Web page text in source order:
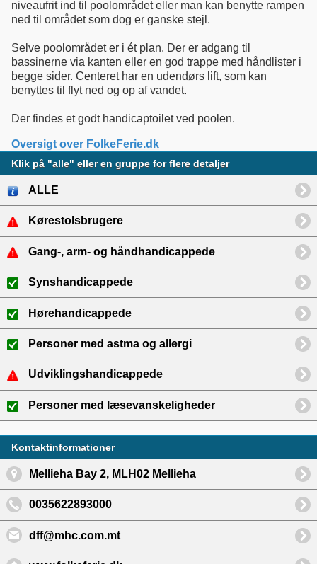
niveaufrit ind til poolområdet eller man kan benytte rampen
ned til området som dog er ganske stejl.
Selve poolområdet er i ét plan. Der er adgang til
bassinerne via kanten eller en god trappe med håndlister i
begge sider. Centeret har en udendørs lift, som kan
benyttes til flyt ned og op af vandet.
Der findes et godt handicaptoilet ved poolen.
Oversigt over FolkeFerie.dk
Klik på "alle" eller en gruppe for flere detaljer
ALLE
Kørestolsbrugere
Gang-, arm- og håndhandicappede
Synshandicappede
Hørehandicappede
Personer med astma og allergi
Udviklingshandicappede
Personer med læsevanskeligheder
Kontaktinformationer
Mellieha Bay 2, MLH02 Mellieha
0035622893000
dff@mhc.com.mt